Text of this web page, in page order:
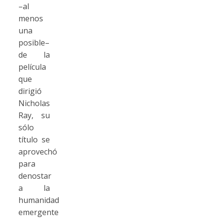
–al
menos
una
posible–
de la
película
que
dirigió
Nicholas
Ray, su
sólo
título se
aprovechó
para
denostar
a la
humanidad
emergente